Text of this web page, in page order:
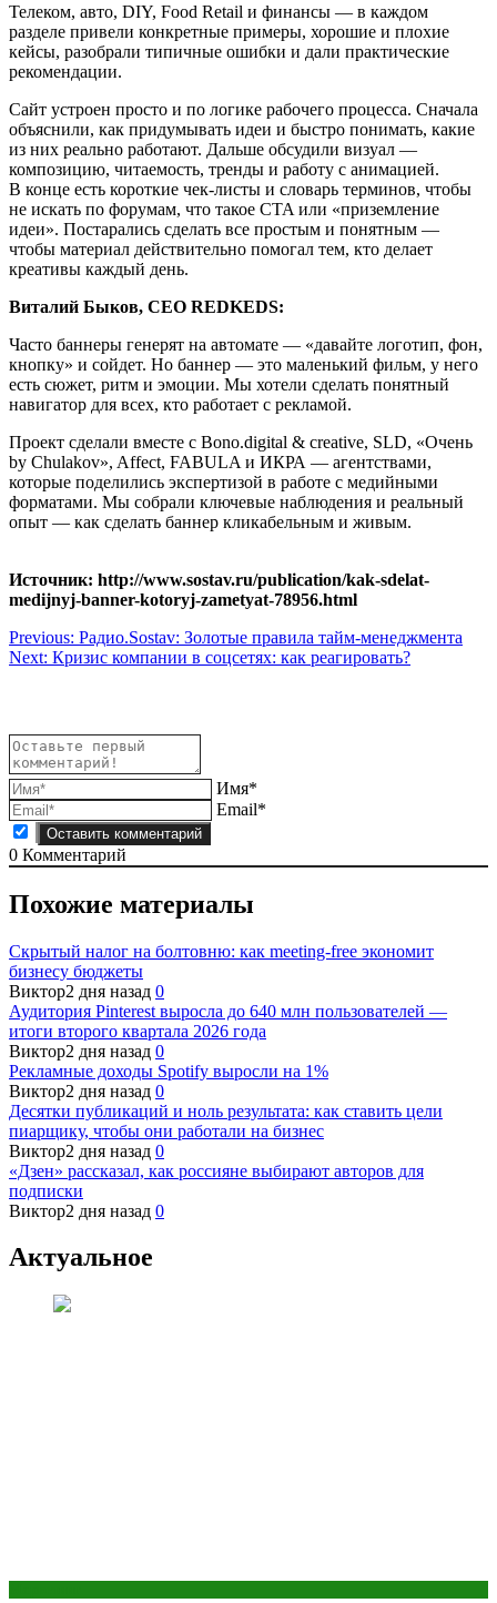
Телеком, авто, DIY, Food Retail и финансы — в каждом
разделе привели конкретные примеры, хорошие и плохие
кейсы, разобрали типичные ошибки и дали практические
рекомендации.
Сайт устроен просто и по логике рабочего процесса. Сначала
объяснили, как придумывать идеи и быстро понимать, какие
из них реально работают. Дальше обсудили визуал —
композицию, читаемость, тренды и работу с анимацией.
В конце есть короткие чек-листы и словарь терминов, чтобы
не искать по форумам, что такое CTA или «приземление
идеи». Постарались сделать все простым и понятным —
чтобы материал действительно помогал тем, кто делает
креативы каждый день.
Виталий Быков, CEO REDKEDS:
Часто баннеры генерят на автомате — «давайте логотип, фон,
кнопку» и сойдет. Но баннер — это маленький фильм, у него
есть сюжет, ритм и эмоции. Мы хотели сделать понятный
навигатор для всех, кто работает с рекламой.
Проект сделали вместе с Bono.digital & creative, SLD, «Очень
by Chulakov», Affect, FABULA и ИКРА — агентствами,
которые поделились экспертизой в работе с медийными
форматами. Мы собрали ключевые наблюдения и реальный
опыт — как сделать баннер кликабельным и живым.
Источник: http://www.sostav.ru/publication/kak-sdelat-
medijnyj-banner-kotoryj-zametyat-78956.html
Навигация
по
Previous: Радио.Sostav: Золотые правила тайм-менеджмента
Next: Кризис компании в соцсетях: как реагировать?
Имя*
Email*
0 Комментарий
Похожие материалы
Скрытый налог на болтовню: как meeting-free экономит
бизнесу бюджеты
Виктор2 дня назад 0
Аудитория Pinterest выросла до 640 млн пользователей —
итоги второго квартала 2026 года
Виктор2 дня назад 0
Рекламные доходы Spotify выросли на 1%
Виктор2 дня назад 0
Десятки публикаций и ноль результата: как ставить цели
пиарщику, чтобы они работали на бизнес
Виктор2 дня назад 0
«Дзен» рассказал, как россияне выбирают авторов для
подписки
Виктор2 дня назад 0
Актуальное